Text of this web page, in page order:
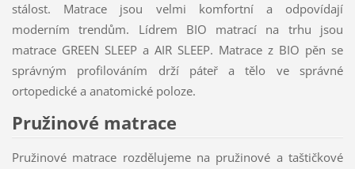
stálost. Matrace jsou velmi komfortní a odpovídají
moderním trendům. Lídrem BIO matrací na trhu jsou
matrace GREEN SLEEP a AIR SLEEP. Matrace z BIO pěn se
správným profilováním drží páteř a tělo ve správné
ortopedické a anatomické poloze.
Pružinové matrace
Pružinové matrace rozdělujeme na pružinové a taštičkové